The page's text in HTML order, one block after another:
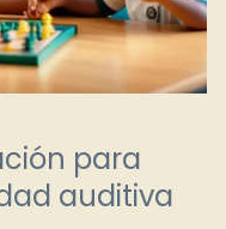
para
auditiva